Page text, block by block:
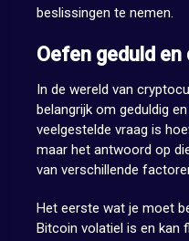
beslissingen te nemen.
Oefen geduld
In de wereld van
belangrijk om geduldig
veelgestelde vraag is
maar het antwoord op
van verschillende
Het eerste wat je moet
Bitcoin volatiel is en kan